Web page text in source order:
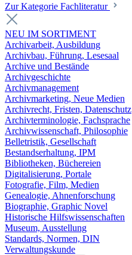
Zur Kategorie Fachliteratur
NEU IM SORTIMENT
Archivarbeit, Ausbildung
Archivbau, Führung, Lesesaal
Archive und Bestände
Archivgeschichte
Archivmanagement
Archivmarketing, Neue Medien
Archivrecht, Fristen, Datenschutz
Archivterminologie, Fachsprache
Archivwissenschaft, Philosophie
Belletristik, Gesellschaft
Bestandserhaltung, IPM
Bibliotheken, Büchereien
Digitalisierung, Portale
Fotografie, Film, Medien
Genealogie, Ahnenforschung
Biographie, Graphic Novel
Historische Hilfswissenschaften
Museum, Ausstellung
Standards, Normen, DIN
Verwaltungskunde